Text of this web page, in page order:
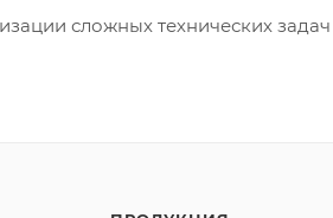
сложных технических